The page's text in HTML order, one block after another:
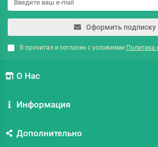
Оформить подписку
Я прочитал и согласен с условиями Политика
О Нас
Информация
Дополнительно